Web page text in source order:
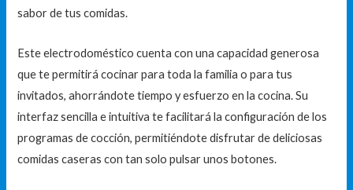
sabor de tus comidas.
Este electrodoméstico cuenta con una capacidad generosa
que te permitirá cocinar para toda la familia o para tus
invitados, ahorrándote tiempo y esfuerzo en la cocina. Su
interfaz sencilla e intuitiva te facilitará la configuración de los
programas de cocción, permitiéndote disfrutar de deliciosas
comidas caseras con tan solo pulsar unos botones.